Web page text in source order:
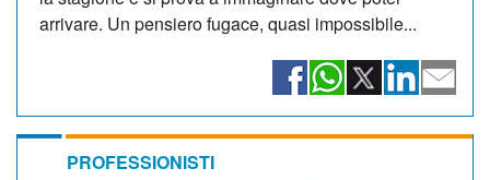
arrivare. Un pensiero fugace, quasi impossibile...
PROFESSIONISTI